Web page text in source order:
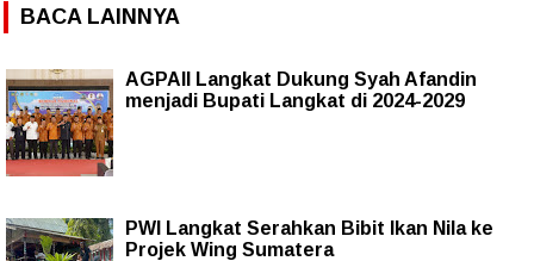
BACA LAINNYA
AGPAII Langkat Dukung Syah Afandin
menjadi Bupati Langkat di 2024-2029
PWI Langkat Serahkan Bibit Ikan Nila ke
Projek Wing Sumatera